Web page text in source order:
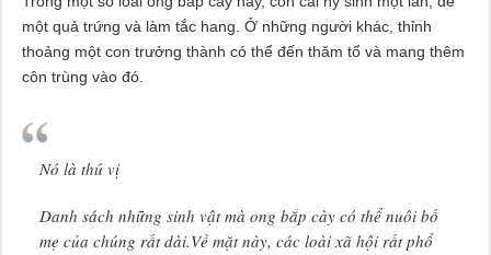
một quả trứng và làm tắc hang. Ở những người khác, thỉnh
thoảng một con trưởng thành có thể đến thăm tổ và mang thêm
côn trùng vào đó.
Nó là thú vị
Danh sách những sinh vật mà ong bắp cày có thể nuôi bố
mẹ của chúng rất dài.Về mặt này, các loài xã hội rất phổ